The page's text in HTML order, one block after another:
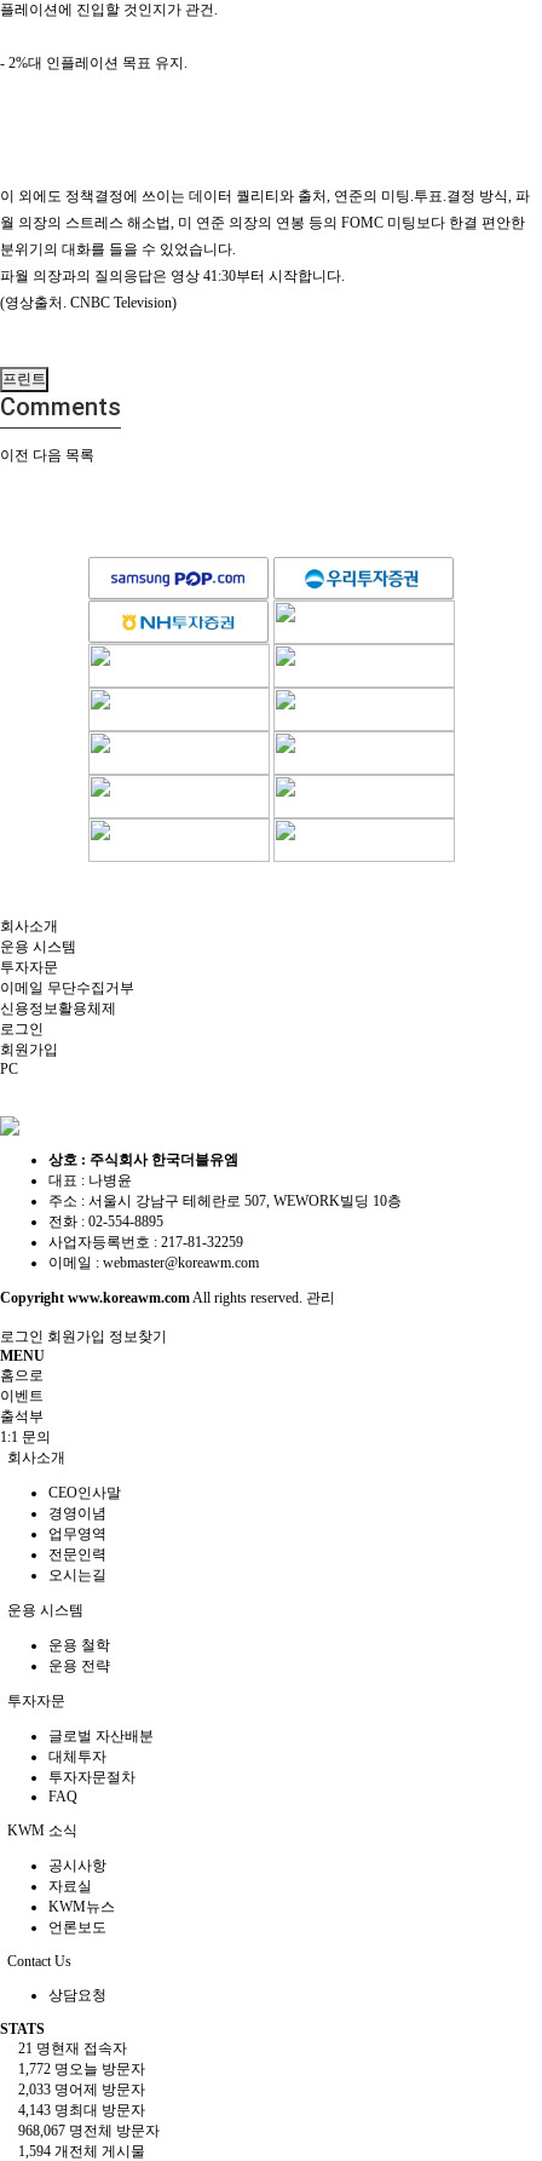
플레이션에 진입할 것인지가 관건.
- 2%대 인플레이션 목표 유지.
이 외에도 정책결정에 쓰이는 데이터 퀄리티와 출처, 연준의 미팅.투표.결정 방식, 파
월 의장의 스트레스 해소법, 미 연준 의장의 연봉 등의 FOMC 미팅보다 한결 편안한
분위기의 대화를 들을 수 있었습니다.
파월 의장과의 질의응답은 영상 41:30부터 시작합니다.
(영상출처. CNBC Television)
프린트
Comments
이전 다음 목록
회사소개
운용 시스템
투자자문
이메일 무단수집거부
신용정보활용체제
로그인
회원가입
PC
상호 : 주식회사 한국더블유엠
대표 : 나병윤
주소 : 서울시 강남구 테헤란로 507, WEWORK빌딩 10층
전화 : 02-554-8895
사업자등록번호 : 217-81-32259
이메일 : webmaster@koreawm.com
Copyright www.koreawm.com All rights reserved. 관리
로그인 회원가입 정보찾기
MENU
홈으로
이벤트
출석부
1:1 문의
회사소개
CEO인사말
경영이념
업무영역
전문인력
오시는길
운용 시스템
운용 철학
운용 전략
투자자문
글로벌 자산배분
대체투자
투자자문절차
FAQ
KWM 소식
공시사항
자료실
KWM뉴스
언론보도
Contact Us
상담요청
STATS
21 명현재 접속자
1,772 명 오늘 방문자
2,033 명어제 방문자
4,143 명최대 방문자
968,067 명전체 방문자
1,594 개전체 게시물